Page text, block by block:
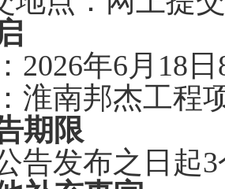
2026年6月 18 日
淮南邦杰工程
期限
告发布之日起